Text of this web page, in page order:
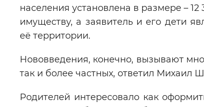
населения установлена в размере – 12
имуществу, а заявитель и его дети
её территории.
Нововведения, конечно, вызывают
так и более частных, ответил Михаил
Родителей интересовало как